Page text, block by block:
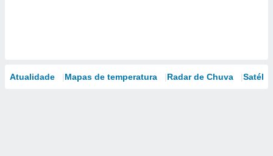
Atualidade Mapas de temperatura Radar de Chuva